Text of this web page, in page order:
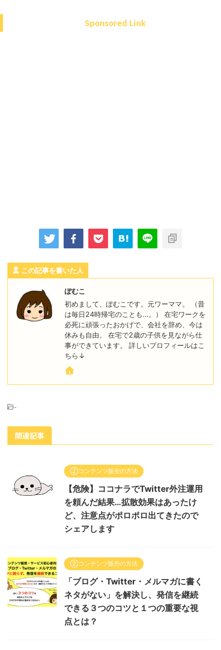
Sponsored Link
この記事を書いた人
ぽむこ
初めまして、ぽむこです。元ワーママ。 （昔
は毎日24時帰宅のことも…。） 在宅ワークを
必死に頑張ったおかげで、会社を辞め、今は
休みも自由。 在宅で2歳の子供を見ながら仕
事ができています。 詳しいプロフィールはこ
ちら↓
-
関連記事
②コンテンツ販売の方法
【危険】ココナラでTwitter外注運用
を頼んだ結果…拡散効果はあったけ
ど、注意点がポロポロ出てきたので
シェアします
②コンテンツ販売の方法
「ブログ・Twitter・メルマガに書く
ネタがない」を解決し、発信を継続
できる３つのコツと１つの重要な視
点とは？